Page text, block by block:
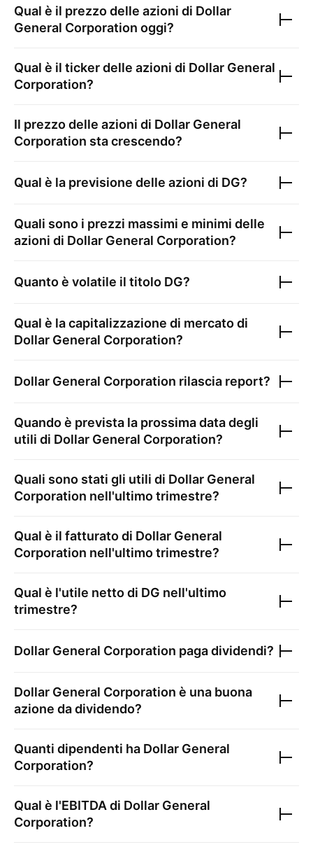
Qual è il prezzo delle azioni di Dollar
General Corporation oggi?
Qual è il ticker delle azioni di Dollar General
Corporation?
Il prezzo delle azioni di Dollar General
Corporation sta crescendo?
Qual è la previsione delle azioni di DG?
Quali sono i prezzi massimi e minimi delle
azioni di Dollar General Corporation?
Quanto è volatile il titolo DG?
Qual è la capitalizzazione di mercato di
Dollar General Corporation?
Dollar General Corporation rilascia report?
Quando è prevista la prossima data degli
utili di Dollar General Corporation?
Quali sono stati gli utili di Dollar General
Corporation nell'ultimo trimestre?
Qual è il fatturato di Dollar General
Corporation nell'ultimo trimestre?
Qual è l'utile netto di DG nell'ultimo
trimestre?
Dollar General Corporation paga dividendi?
Dollar General Corporation è una buona
azione da dividendo?
Quanti dipendenti ha Dollar General
Corporation?
Qual è l'EBITDA di Dollar General
Corporation?